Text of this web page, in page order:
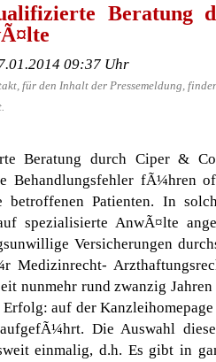
Beratung
09:37 Uhr
für den Inhalt der Pressemeldung,
Beratung durch Ciper &
Behandlungsfehler fÃ¼hren
betroffenen Patienten. In
spezialisierte AnwÃ¤lte
Versicherungen
Medizinrecht-
nunmehr rund zwanzig
auf der
Die Auswahl
einmalig, d.h. Es gibt in